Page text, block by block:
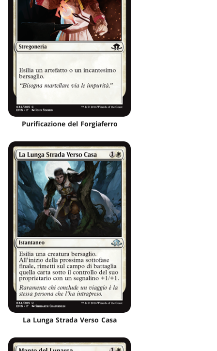
Purificazione del Forgiaferro
La Lunga Strada Verso Casa